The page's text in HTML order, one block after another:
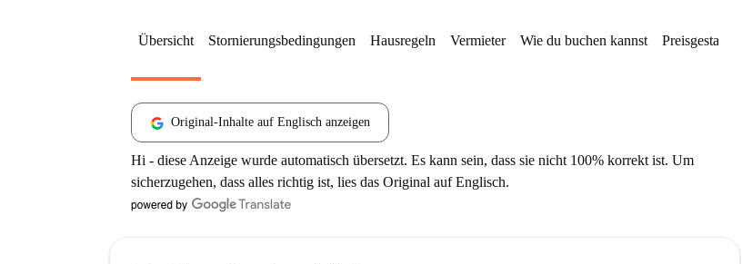
Übersicht Stornierungsbedingungen Hausregeln Vermieter Wie du buchen kannst Preisgestaltung
Original-Inhalte auf Englisch anzeigen
Hi - diese Anzeige wurde automatisch übersetzt. Es kann sein, dass sie nicht 100% korrekt ist. Um
sicherzugehen, dass alles richtig ist, lies das Original auf Englisch.